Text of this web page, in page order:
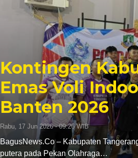
Kontingen
Emas Voli
Banten 2026
Rabu, 17 Jun 2026 - 09:26 WIB
BagusNews.Co – Kabupaten
putera pada Pekan Olahraga…